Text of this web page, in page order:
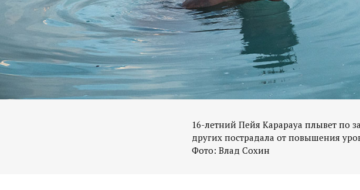
16-летний Пейя Карарауа плывет по
других пострадала от повышения
Фото: Влад Сохин